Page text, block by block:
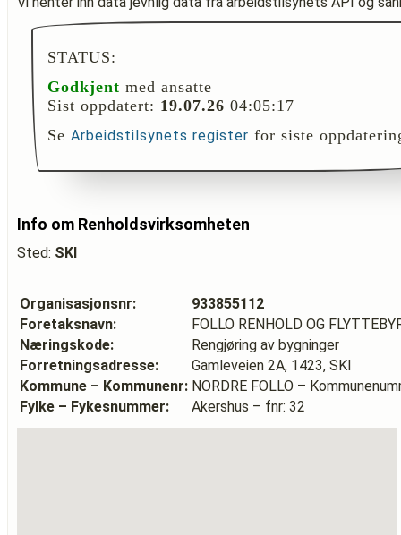
STATUS:
Godkjent med ansatte
Sist oppdatert: 19.07.26 04:05:17
Se Arbeidstilsynets register for siste
Info om Renholdsvirksomheten
Sted: SKI
Organisasjonsnr:
933855112
Foretaksnavn:
FOLLO RENHOLD OG
Næringskode:
Rengjøring av bygninger
Forretningsadresse:
Gamleveien 2A, 1423, SKI
Kommune – Kommunenr: NORDRE FOLLO –
Fylke – Fykesnummer:
Akershus – fnr: 32